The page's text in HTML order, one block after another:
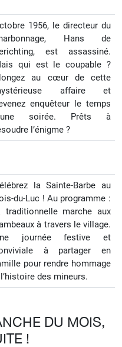
1956, le directeur du
Hans de
est assassiné.
qui est le coupable ?
au cœur de cette
affaire et
enquêteur le temps
soirée. Prêts à
l’énigme ?
la Sainte-Barbe au
du-Luc ! Au programme :
traditionnelle marche aux
à travers le village.
journée festive et
à partager en
pour rendre hommage
des mineurs.
DU MOIS,
!